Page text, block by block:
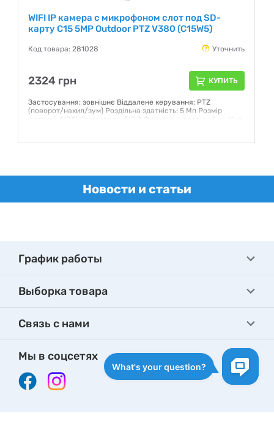
WIFI IP камера c микрофоном слот под SD-
карту C15 5MP Outdoor PTZ V380 (C15W5)
Код товара: 281028 Уточнить
2324 грн КУПИТЬ
Застосування: зовнішнє Віддалене керування: PTZ
(поворот/нахил/зум) Роздільна здатність: 5 Мп Розмір
матриці: 1/2.9" Світлосила: f/2.0 Фокусна відстань: 4 мм Кут
H.265 Інтерфейс: Fast Ethernet/Wi-Fi Відеоаналітіка:
Новости и статьи
График работы
Выборка товара
Связь с нами
Мы в соцсетях